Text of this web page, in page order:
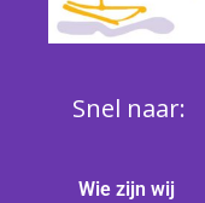
Snel naar:
Wie zijn wij